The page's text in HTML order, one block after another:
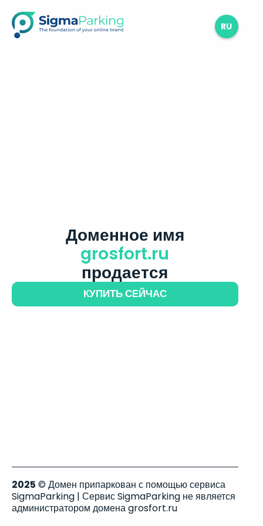
RU
Доменное имя
grosfort.ru
продается
КУПИТЬ СЕЙЧАС
2025 © Домен припаркован с помощью сервиса
SigmaParking | Сервис SigmaParking не является
администратором домена grosfort.ru